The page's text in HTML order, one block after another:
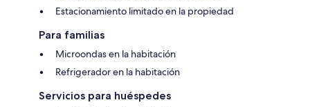
Estacionamiento limitado en la propiedad
Para familias
Microondas en la habitación
Refrigerador en la habitación
Servicios para huéspedes